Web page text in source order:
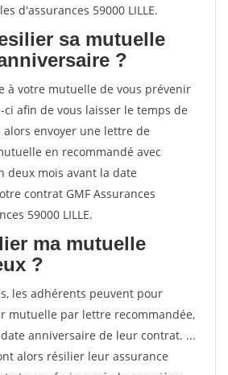
d'assurances 59000 LILLE.
sa mutuelle
?
à votre mutuelle de vous prévenir
afin de vous laisser le temps de
alors envoyer une lettre de
en recommandé avec
deux mois avant la date
contrat GMF Assurances
59000 LILLE.
ma mutuelle
?
les adhérents peuvent pour
mutuelle par lettre recommandée,
anniversaire de leur contrat. ...
alors résilier leur assurance